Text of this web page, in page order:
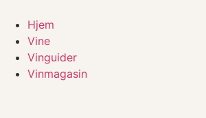
indhold
Hjem
Vine
Vinguider
Vinmagasin